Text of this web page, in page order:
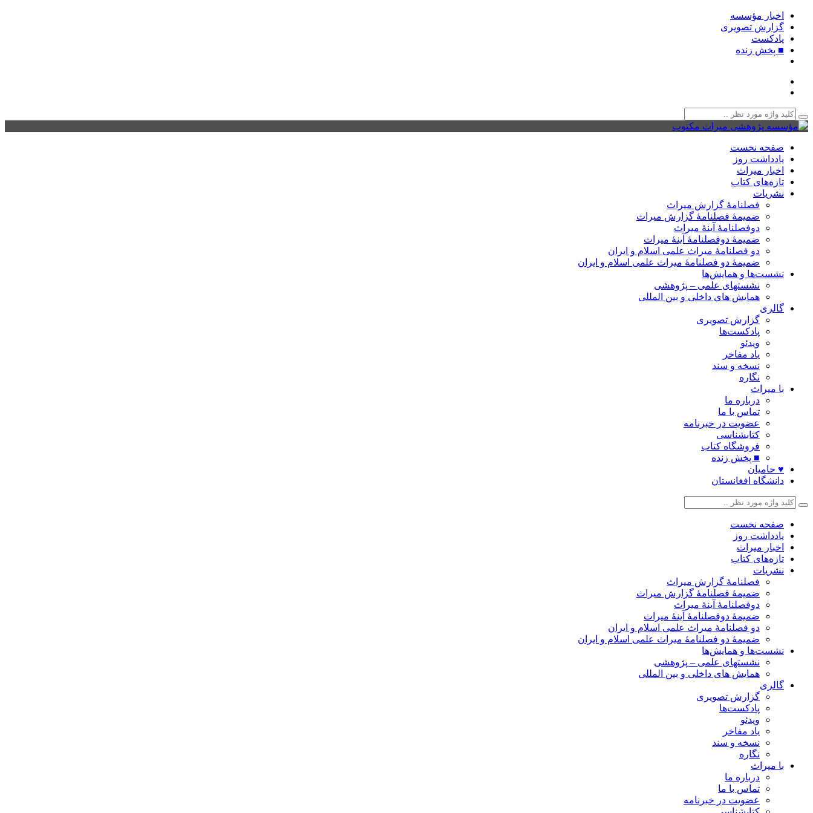
اخبار مؤسسه
گزارش تصویری
پادکست‌
■ پخش زنده
صفحه نخست
یادداشت روز
اخبار میراث
تازه‌های کتاب
نشریات
فصلنامۀ گزارش میراث
ضمیمۀ فصلنامۀ گزارش میراث
دوفصلنامۀ آینۀ میراث
ضمیمۀ دوفصلنامۀ آینۀ میراث
دو فصلنامۀ میراث علمی اسلام و ایران
ضمیمۀ دو فصلنامۀ میراث علمی اسلام و ایران
نشست‌ها و همایش‌ها
نشستهای علمی – پژوهشی
همایش های داخلی و بین المللی
گالری
گزارش تصویری
پادکست‌ها
ویدئو
یاد مفاخر
نسخه و سند
نگاره
با میراث
درباره ما
تماس با ما
عضویت در خبرنامه
کتابشناسی
فروشگاه کتاب
■ پخش زنده
♥ حامیان
دانشگاه افغانستان
صفحه نخست
یادداشت روز
اخبار میراث
تازه‌های کتاب
نشریات
فصلنامۀ گزارش میراث
ضمیمۀ فصلنامۀ گزارش میراث
دوفصلنامۀ آینۀ میراث
ضمیمۀ دوفصلنامۀ آینۀ میراث
دو فصلنامۀ میراث علمی اسلام و ایران
ضمیمۀ دو فصلنامۀ میراث علمی اسلام و ایران
نشست‌ها و همایش‌ها
نشستهای علمی – پژوهشی
همایش های داخلی و بین المللی
گالری
گزارش تصویری
پادکست‌ها
ویدئو
یاد مفاخر
نسخه و سند
نگاره
با میراث
درباره ما
تماس با ما
عضویت در خبرنامه